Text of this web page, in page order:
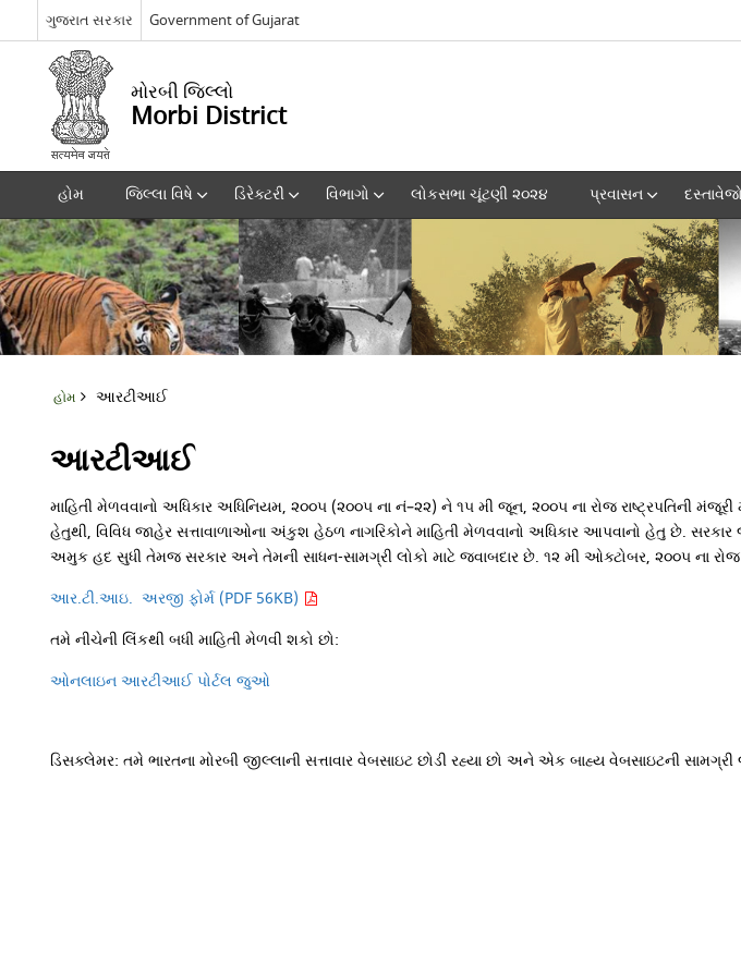
ગુજરાત સરકાર Government of Gujarat
મોરબી જિલ્લો
Morbi District
હોમ જિલ્લા વિષે ડિરેક્ટરી વિભાગો લોકસભા ચૂંટણી ૨૦૨૪ પ્રવાસન દસ્તાવેજો
હોમ આરટીઆઈ
આરટીઆઈ
માહિતી મેળવવાનો અધિકાર અધિનિયમ, ૨૦૦૫ (૨૦૦૫ ના નં–૨૨) ને ૧૫ મી જૂન, ૨૦૦૫ ના રોજ રાષ્ટ્રપતિની
હેતુથી, વિવિધ જાહેર સત્તાવાળાઓના અંકુશ હેઠળ નાગરિકોને માહિતી મેળવવાનો અધિકાર આપવાનો હેતુ છે. સરકાર
અમુક હદ સુધી તેમજ સરકાર અને તેમની સાધન-સામગ્રી લોકો માટે જવાબદાર છે. ૧૨ મી ઓક્ટોબર, ૨૦૦૫ ના
આર.ટી.આઇ. અરજી ફોર્મ (PDF 56KB)
તમે નીચેની લિંકથી બધી માહિતી મેળવી શકો છો:
ઓનલાઇન આરટીઆઈ પોર્ટલ જુઓ
ડિસક્લેમર: તમે ભારતના મોરબી જીલ્લાની સત્તાવાર વેબસાઇટ છોડી રહ્યા છો અને એક બાહ્ય વેબસાઇટની